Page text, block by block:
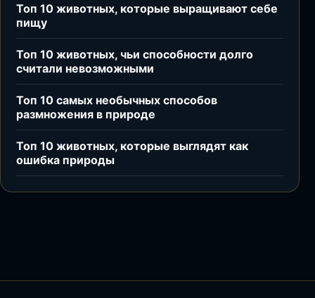
Топ 10 животных, которые выращивают себе
пищу
Топ 10 животных, чьи способности долго
считали невозможными
Топ 10 самых необычных способов
размножения в природе
Топ 10 животных, которые выглядят как
ошибка природы